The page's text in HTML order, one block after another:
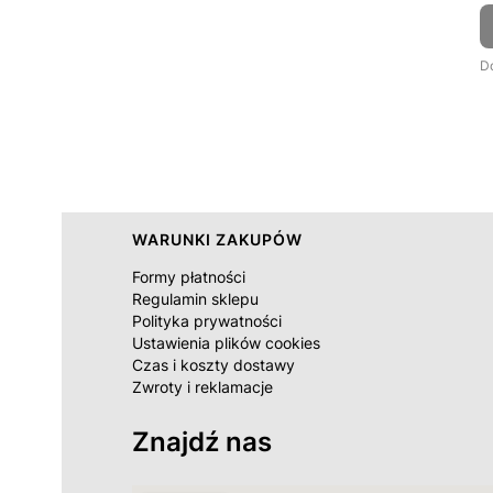
Linki w stopce
WARUNKI ZAKUPÓW
Formy płatności
Regulamin sklepu
Polityka prywatności
Ustawienia plików cookies
Czas i koszty dostawy
Zwroty i reklamacje
Znajdź nas